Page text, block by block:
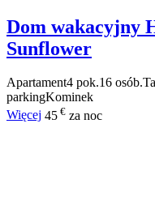
Dom wakacyjny
Sunflower
Apartament4 pok.16 osób.
parkingKominek
Więcej 45 € za noc